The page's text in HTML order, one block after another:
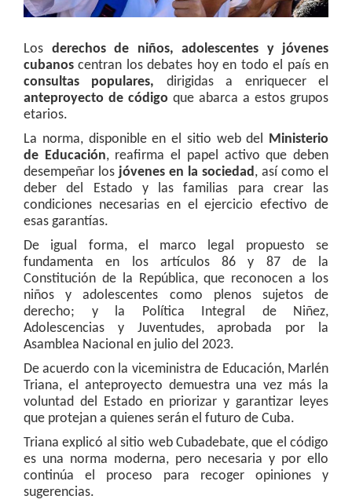
Los derechos de niños, adolescentes y jóvenes
cubanos centran los debates hoy en todo el país en
consultas populares, dirigidas a enriquecer el
anteproyecto de código que abarca a estos grupos
etarios.
La norma, disponible en el sitio web del Ministerio
de Educación, reafirma el papel activo que deben
desempeñar los jóvenes en la sociedad, así como el
deber del Estado y las familias para crear las
condiciones necesarias en el ejercicio efectivo de
esas garantías.
De igual forma, el marco legal propuesto se
fundamenta en los artículos 86 y 87 de la
Constitución de la República, que reconocen a los
niños y adolescentes como plenos sujetos de
derecho; y la Política Integral de Niñez,
Adolescencias y Juventudes, aprobada por la
Asamblea Nacional en julio del 2023.
De acuerdo con la viceministra de Educación, Marlén
Triana, el anteproyecto demuestra una vez más la
voluntad del Estado en priorizar y garantizar leyes
que protejan a quienes serán el futuro de Cuba.
Triana explicó al sitio web Cubadebate, que el código
es una norma moderna, pero necesaria y por ello
continúa el proceso para recoger opiniones y
sugerencias.